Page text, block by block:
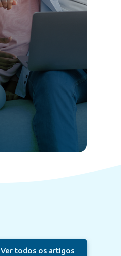
Ver todos os artigos